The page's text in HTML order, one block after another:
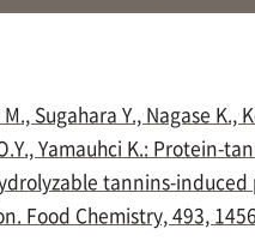
M., Sugahara Y., Nagase K.,
Yamauhci K.: Protein-
tannins-induced
Food Chemistry, 493,